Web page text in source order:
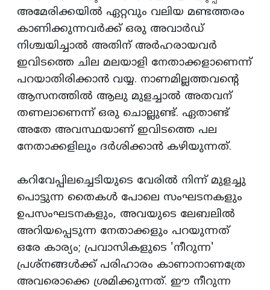
അമേരിക്കയില്‍ ഏറ്റവും വലിയ മണ്ടത്തരം
കാണിക്കുന്നവര്‍ക്ക്‌ ഒരു അവാര്‍ഡ്‌
നിശ്ചയിച്ചാല്‍ അതിന്‌ അര്‍ഹരായവര്‍
ഇവിടത്തെ ചില മലയാളി നേതാക്കളാണെന്ന്‌
പറയാതിരിക്കാന്‍ വയ്യ. നാണമില്ലത്തവന്റെ
ആസനത്തില്‍ ആലു മുളച്ചാല്‍ അതവന്‌
തണലാണെന്ന്‌ ഒരു ചൊല്ലുണ്ട്‌. ഏതാണ്ട്‌
അതേ അവസ്ഥയാണ്‌ ഇവിടത്തെ പല
നേതാക്കളിലും ദര്‍ശിക്കാന്‍ കഴിയുന്നത്‌.
കറിവേപ്പിലച്ചെടിയുടെ വേരില്‍ നിന്ന്‌ മുളച്ചു
പൊട്ടുന്ന തൈകള്‍ പോലെ സംഘടനകളും
ഉപസംഘടനകളും, അവയുടെ ലേബലില്‍
അറിയപ്പെടുന്ന നേതാക്കളും പറയുന്നത്‌
ഒരേ കാര്യം; പ്രവാസികളുടെ 'നീറുന്ന'
പ്രശ്‌നങ്ങള്‍ക്ക്‌ പരിഹാരം കാണാനാണത്രേ
അവരൊക്കെ ശ്രമിക്കുന്നത്‌. ഈ നീറുന്ന